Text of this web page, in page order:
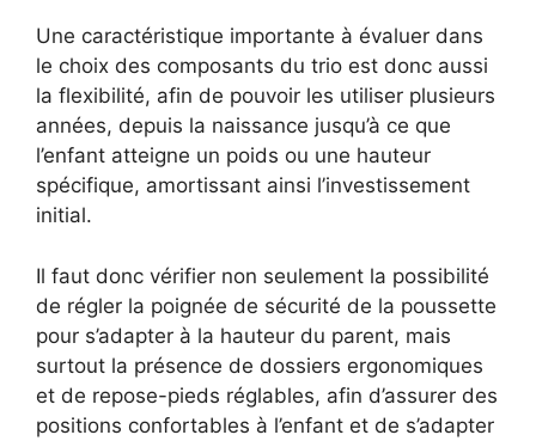
Une caractéristique importante à évaluer dans
le choix des composants du trio est donc aussi
la flexibilité, afin de pouvoir les utiliser plusieurs
années, depuis la naissance jusqu’à ce que
l’enfant atteigne un poids ou une hauteur
spécifique, amortissant ainsi l’investissement
initial.
Il faut donc vérifier non seulement la possibilité
de régler la poignée de sécurité de la poussette
pour s’adapter à la hauteur du parent, mais
surtout la présence de dossiers ergonomiques
et de repose-pieds réglables, afin d’assurer des
positions confortables à l’enfant et de s’adapter